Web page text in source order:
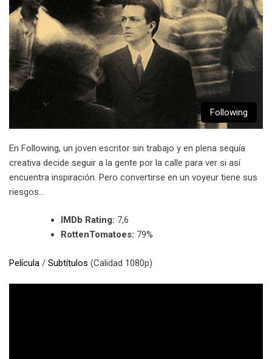
Following
En Following, un joven escritor sin trabajo y en plena sequía
creativa decide seguir a la gente por la calle para ver si así
encuentra inspiración. Pero convertirse en un voyeur tiene sus
riesgos…
IMDb Rating: 7,6
RottenTomatoes: 79%
Película / Subtítulos (Calidad 1080p)